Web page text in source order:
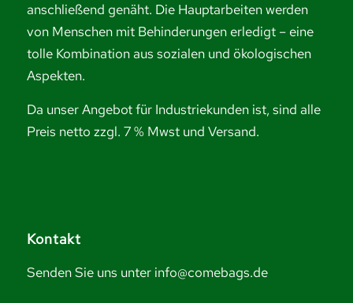
anschließend genäht. Die Hauptarbeiten werden
von Menschen mit Behinderungen erledigt – eine
tolle Kombination aus sozialen und ökologischen
Aspekten.
Da unser Angebot für Industriekunden ist, sind alle
Preis netto zzgl. 7 % Mwst und Versand.
Kontakt
Senden Sie uns unter info@comebags.de